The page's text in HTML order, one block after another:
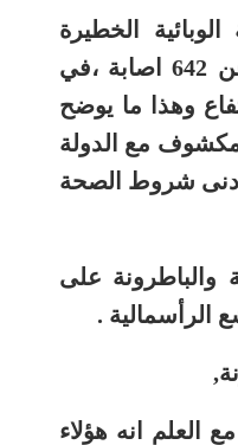
الخطيرة
بمنطقة لالة ميمونة اقليم القنيطرة، بحيث قدر عدد الاصابات عن ما يزيد عن 642 اصابة ،في
وهذا ما يوضح
مكشوف مع الدولة
ادنى شروط الصحة
والباطرونة على
الرأسمالية .
مع العلم انه هؤلاء